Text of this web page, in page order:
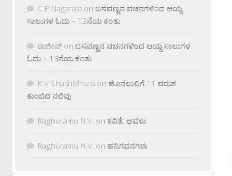
C.P.Nagaraja on ಬಸವಣ್ಣನ ವಚನಗಳಿಂದ ಆಯ್ದ
ಸಾಲುಗಳ ಓದು – 13ನೆಯ ಕಂತು
ರಾಜೀವ್ on ಬಸವಣ್ಣನ ವಚನಗಳಿಂದ ಆಯ್ದ ಸಾಲುಗಳ
ಓದು – 13ನೆಯ ಕಂತು
K.V Shashidhara on ಹೊನಲುವಿಗೆ 11 ವರುಶ
ತುಂಬಿದ ನಲಿವು
Raghuramu N.V. on ಕವಿತೆ: ಅವಳು
Raghuramu N.V. on ಹನಿಗವನಗಳು